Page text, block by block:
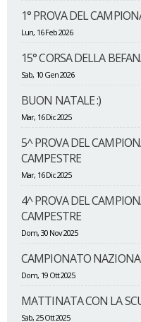
1° PROVA DEL
Lun, 16 Feb 2026
15° CORSA DELLA
Sab, 10 Gen 2026
BUON NATALE :)
Mar, 16 Dic 2025
5^ PROVA DEL
CAMPESTRE
Mar, 16 Dic 2025
4^ PROVA DEL
CAMPESTRE
Dom, 30 Nov 2025
CAMPIONATO
Dom, 19 Ott 2025
MATTINATA CON LA
Sab, 25 Ott 2025